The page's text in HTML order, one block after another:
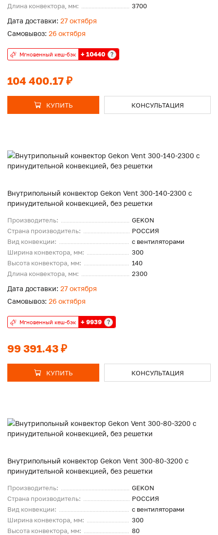
Длина конвектора, мм:
3700
104 400.17 ₽
Дата доставки: 27 октября
Самовывоз: 26 октября
Мгновенный кеш-бэк + 10440 ?
КУПИТЬ КОНСУЛЬТАЦИЯ
Внутрипольный конвектор Gekon Vent 300-140-2300 с
принудительной конвекцией, без решетки
Производитель:
GEKON
Страна производитель:
РОССИЯ
Вид конвекции:
с вентиляторами
Ширина конвектора, мм:
300
Высота конвектора, мм:
140
Длина конвектора, мм:
2300
99 391.43 ₽
Дата доставки: 27 октября
Самовывоз: 26 октября
Мгновенный кеш-бэк + 9939 ?
КУПИТЬ КОНСУЛЬТАЦИЯ
Внутрипольный конвектор Gekon Vent 300-80-3200 с
принудительной конвекцией, без решетки
Производитель:
GEKON
Страна производитель:
РОССИЯ
Вид конвекции:
с вентиляторами
Ширина конвектора, мм:
300
Высота конвектора, мм:
80